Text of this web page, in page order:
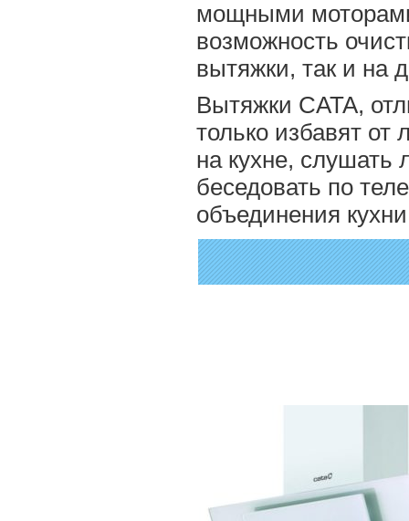
мощными
возможность
вытяжки, так и на
Вытяжки CATA,
только избавят от
на кухне, слушать
беседовать по
объединения